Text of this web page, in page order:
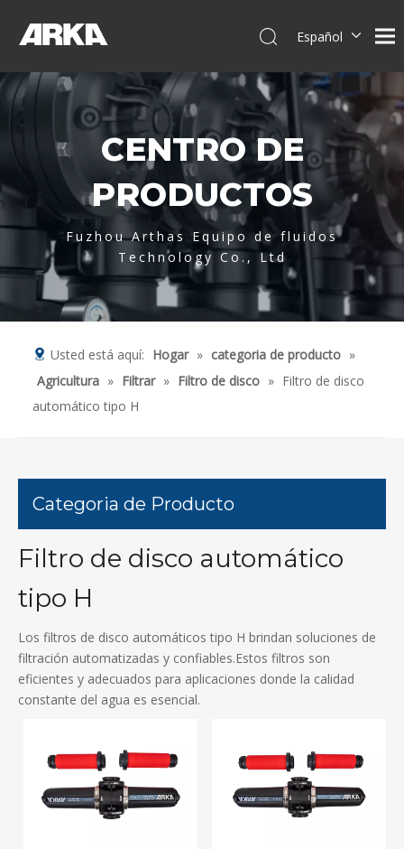
Español
简体中文
العربية
Français
Pусский
Italiano
CENTRO DE
PRODUCTOS
Fuzhou Arthas Equipo de fluidos
Technology Co., Ltd
Usted está aquí: Hogar » categoria de producto »
Agricultura » Filtrar » Filtro de disco » Filtro de disco
automático tipo H
Categoria de Producto
Filtro de disco automático
tipo H
Los filtros de disco automáticos tipo H brindan soluciones de
filtración automatizadas y confiables.Estos filtros son
eficientes y adecuados para aplicaciones donde la calidad
constante del agua es esencial.